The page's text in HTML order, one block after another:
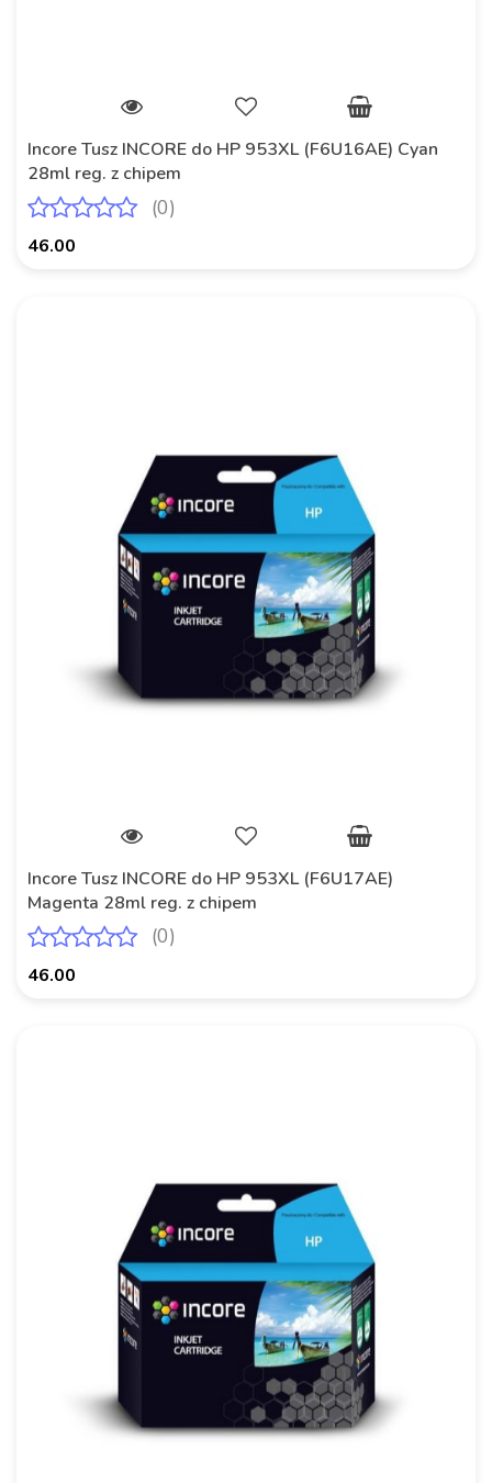
Incore Tusz INCORE do HP 953XL (F6U16AE) Cyan
28ml reg. z chipem
(0)
46.00
Incore Tusz INCORE do HP 953XL (F6U17AE)
Magenta 28ml reg. z chipem
(0)
46.00